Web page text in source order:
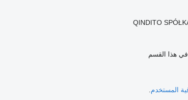
QINDITO
هذا القسم
المستخدم